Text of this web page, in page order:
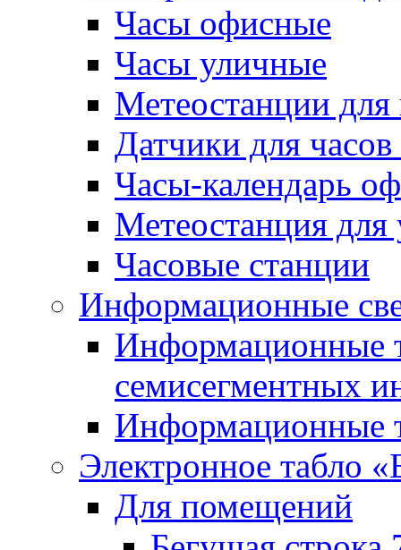
Часы офисные
Часы уличные
Метеостанции
Датчики для
Часы-календарь
Метеостанция
Часовые станции
Информационные
Информационные
семисегментных
Информационные
Электронное табло
Для помещений